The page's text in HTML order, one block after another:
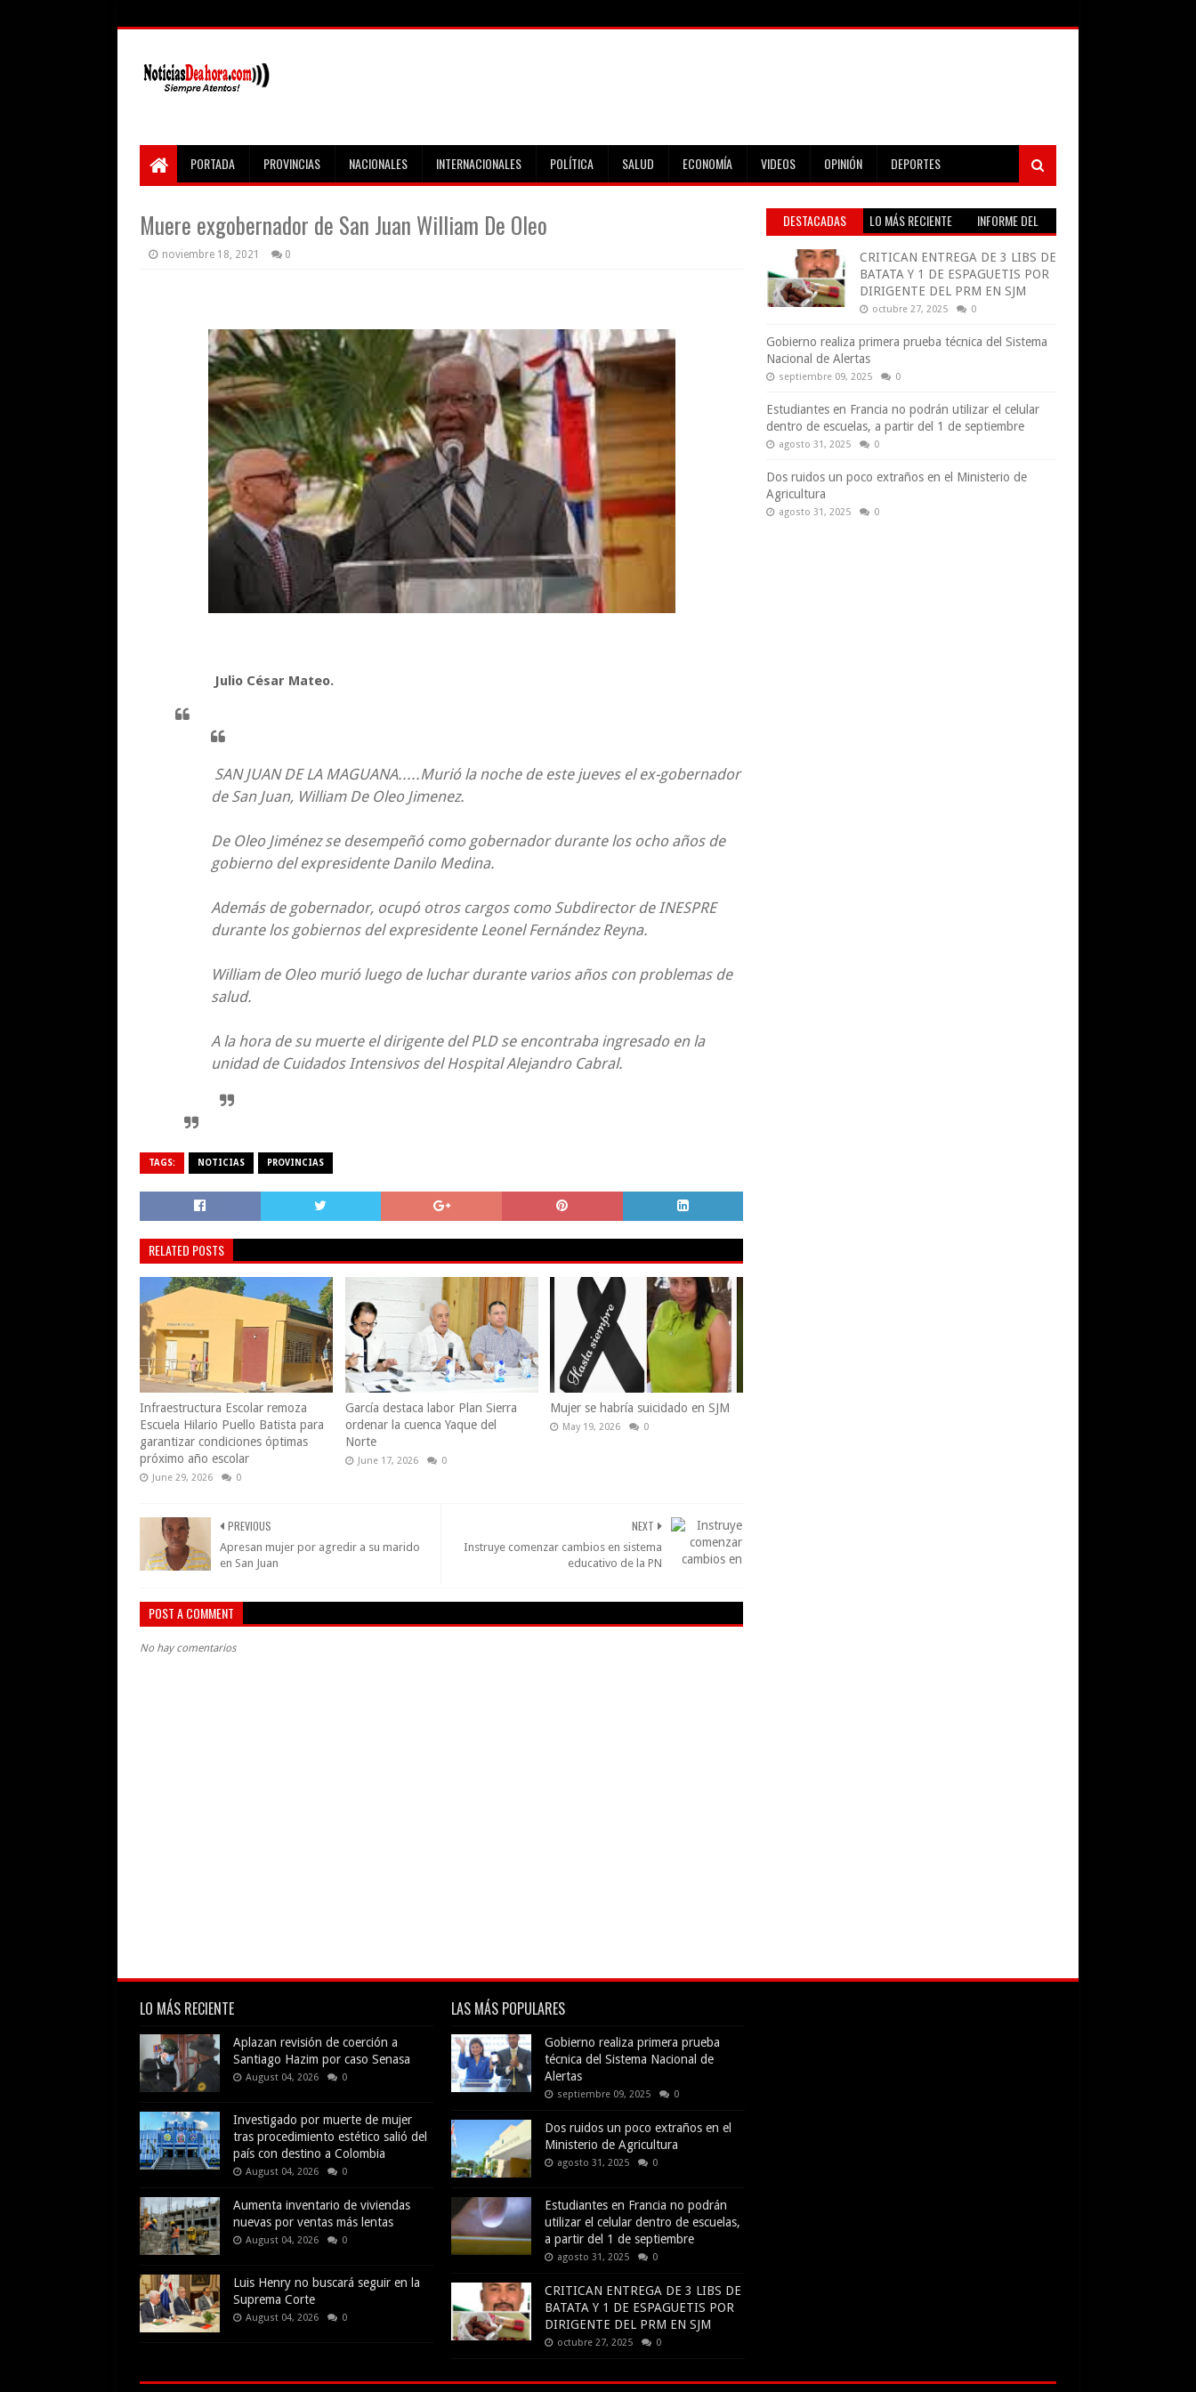
PORTADA PROVINCIAS NACIONALES INTERNACIONALES POLÍTICA SALUD ECONOMÍA VIDEOS OPINIÓN DEPORTES
Muere exgobernador de San Juan William De Oleo
noviembre 18, 2021 0
Julio César Mateo.
SAN JUAN DE LA MAGUANA.....Murió la noche de este jueves el ex-gobernador
de San Juan, William De Oleo Jimenez.
De Oleo Jiménez se desempeñó como gobernador durante los ocho años de
gobierno del expresidente Danilo Medina.
Además de gobernador, ocupó otros cargos como Subdirector de INESPRE
durante los gobiernos del expresidente Leonel Fernández Reyna.
William de Oleo murió luego de luchar durante varios años con problemas de
salud.
A la hora de su muerte el dirigente del PLD se encontraba ingresado en la
unidad de Cuidados Intensivos del Hospital Alejandro Cabral.
TAGS: NOTICIAS PROVINCIAS
RELATED POSTS
Infraestructura Escolar remoza
Escuela Hilario Puello Batista para
garantizar condiciones óptimas
próximo año escolar
June 29, 2026 0
García destaca labor Plan Sierra
ordenar la cuenca Yaque del
Norte
June 17, 2026 0
Mujer se habría suicidado en SJM
May 19, 2026 0
NEXT
Instruye comenzar cambios en sistema
educativo de la PN
PREVIOUS
Apresan mujer por agredir a su marido
en San Juan
POST A COMMENT
No hay comentarios
DESTACADAS LO MÁS RECIENTE
INFORME DEL
CRITICAN ENTREGA DE 3 LIBS DE
BATATA Y 1 DE ESPAGUETIS POR
DIRIGENTE DEL PRM EN SJM
octubre 27, 2025 0
Gobierno realiza primera prueba técnica del Sistema
Nacional de Alertas
septiembre 09, 2025 0
Estudiantes en Francia no podrán utilizar el celular
dentro de escuelas, a partir del 1 de septiembre
agosto 31, 2025 0
Dos ruidos un poco extraños en el Ministerio de
Agricultura
agosto 31, 2025 0
LO MÁS RECIENTE
Aplazan revisión de coerción a
Santiago Hazim por caso Senasa
August 04, 2026 0
Investigado por muerte de mujer
tras procedimiento estético salió del
país con destino a Colombia
August 04, 2026 0
Aumenta inventario de viviendas
nuevas por ventas más lentas
August 04, 2026 0
Luis Henry no buscará seguir en la
Suprema Corte
August 04, 2026 0
LAS MÁS POPULARES
Gobierno realiza primera prueba
técnica del Sistema Nacional de
Alertas
septiembre 09, 2025 0
Dos ruidos un poco extraños en el
Ministerio de Agricultura
agosto 31, 2025 0
Estudiantes en Francia no podrán
utilizar el celular dentro de escuelas,
a partir del 1 de septiembre
agosto 31, 2025 0
CRITICAN ENTREGA DE 3 LIBS DE
BATATA Y 1 DE ESPAGUETIS POR
DIRIGENTE DEL PRM EN SJM
octubre 27, 2025 0